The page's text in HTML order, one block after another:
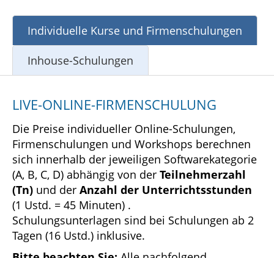
Individuelle Kurse und Firmenschulungen
Inhouse-Schulungen
LIVE-ONLINE-FIRMENSCHULUNG
Die Preise individueller Online-Schulungen,
Firmenschulungen und Workshops berechnen
sich innerhalb der jeweiligen Softwarekategorie
(A, B, C, D) abhängig von der Teilnehmerzahl
(Tn) und der Anzahl der Unterrichtsstunden
(1 Ustd. = 45 Minuten) .
Schulungsunterlagen sind bei Schulungen ab 2
Tagen (16 Ustd.) inklusive.